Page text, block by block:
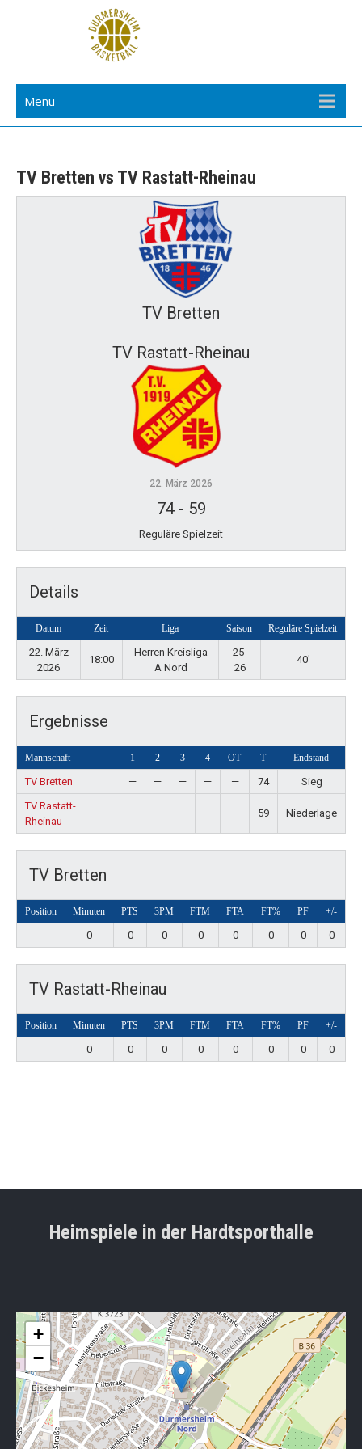
TuS Durmersheim Basketball
Menu
TV Bretten vs TV Rastatt-Rheinau
TV Bretten
TV Rastatt-Rheinau
22. März 2026
74- 59
Reguläre Spielzeit
Details
Datum Zeit Liga Saison Reguläre Spielzeit
22. März
2026
18:00
Herren Kreisliga
A Nord
25-
26
40'
Ergebnisse
Mannschaft 1 2 3 4 OT T Endstand
TV Bretten — — — — — 74
Sieg
TV Rastatt-
Rheinau
— — — — — 59 Niederlage
TV Bretten
Position Minuten PTS 3PM FTM FTA FT% PF +/-
0 0 0 0 0 0 0 0
TV Rastatt-Rheinau
Position Minuten PTS 3PM FTM FTA FT% PF +/-
0 0 0 0 0 0 0 0
Heimspiele in der Hardtsporthalle
+
−